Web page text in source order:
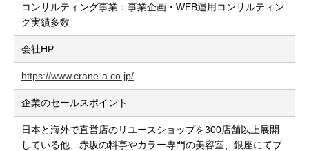
コンサルティング事業：事業企画・WEB運用コンサルティン
グ実績多数
会社HP
https://www.crane-a.co.jp/
企業のセールスポイント
日本と海外で直営店のリユースショップを300店舗以上展開
している他、赤坂の料亭やカラー専門の美容室、銀座にてブ